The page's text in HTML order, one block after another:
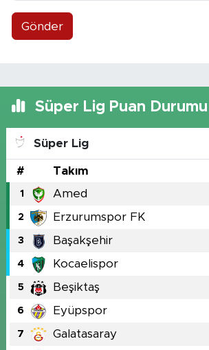
Gönder
Süper Lig Puan Durumu
Süper Lig
# Takım
1 Amed
2 Erzurumspor FK
3 Başakşehir
4 Kocaelispor
5 Beşiktaş
6 Eyüpspor
7 Galatasaray